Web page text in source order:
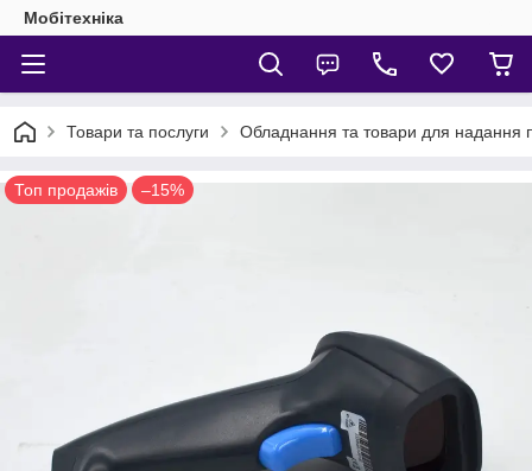
Мобітехніка
Товари та послуги Обладнання та товари для надання
Топ продажів –15%